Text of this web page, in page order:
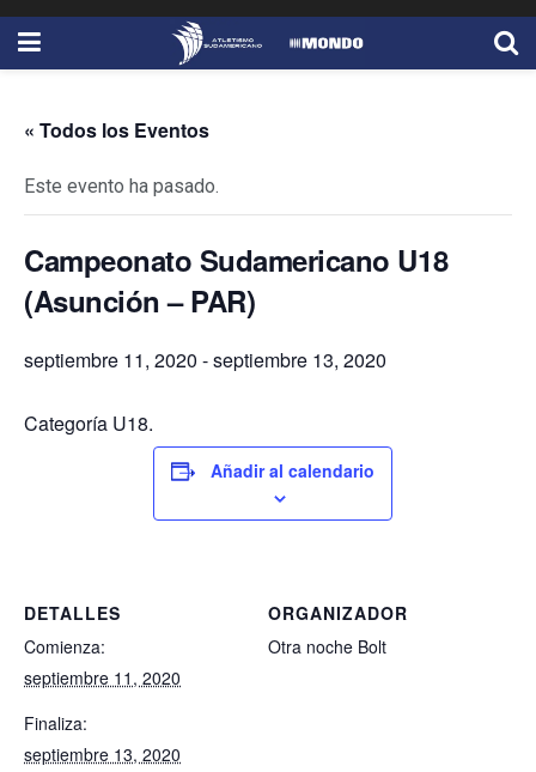
« Todos los Eventos
Este evento ha pasado.
Campeonato Sudamericano U18
(Asunción – PAR)
septiembre 11, 2020 -septiembre 13, 2020
Categoría U18.
Añadir al calendario
DETALLES
Comienza:
septiembre 11, 2020
Finaliza:
septiembre 13, 2020
ORGANIZADOR
Otra noche Bolt